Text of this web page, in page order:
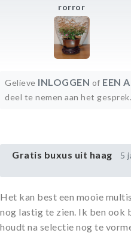
rorror
Gelieve INLOGGEN of EEN
deel te nemen aan het gesprek.
Gratis buxus uit haag 5
Het kan best een mooie
nog lastig te zien. Ik ben ook
houdt na selectie nog te